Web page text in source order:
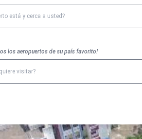
los aeropuertos de su país favorito!